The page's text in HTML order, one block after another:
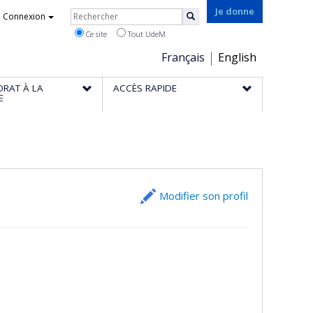
Je donne
Choix
de
la
Français English
Connexion Rechercher
Ce site Tout UdeM
À LA ACCÈS RAPIDE
Modifier son profil